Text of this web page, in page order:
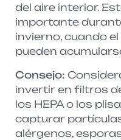
del aire interior.
importante
invierno, cuando
pueden
Consejo:
invertir en filtros
los HEPA o los
capturar
alérgenos,